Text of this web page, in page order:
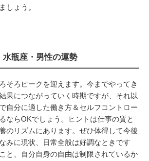
しょう。
水瓶座・男性の運勢
そろピークを迎えます。今までやってき
果につながっていく時期ですが、それ以
自分に適した働き方＆セルフコントロー
ならOKでしょう。ヒントは仕事の質と
のリズムにあります。ぜひ体得して今後
みに現状、日常全般は好調なときです
と、自分自身の自由は制限されているか